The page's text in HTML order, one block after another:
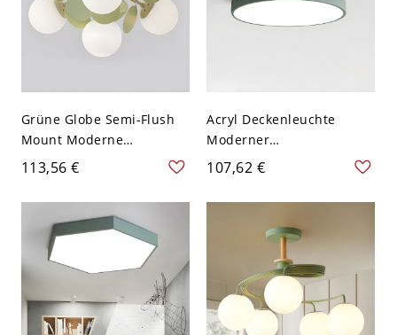
Grüne Globe Semi-Flush
Mount Moderne
Deckenleuchte mit
weißem Glasschirm -
110V-120V 4
113,56 €
Acryl Deckenleuchte
Moderner
Minimalistischer Stil 1
Licht Deckenleuchte -
Grün 110V-120V 30,48 cm
107,62 €